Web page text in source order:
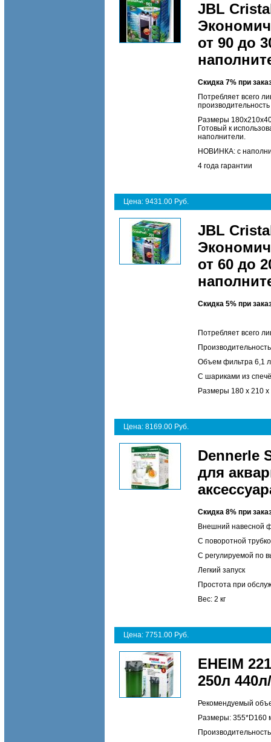
JBL
от 90 до
Скидка 7% при
Потребляет всего
Размеры
Готовый к
наполнители.
НОВИНКА: с
4 года гарантии
Цена: 9431.00 Руб.
JBL
от 60 до
Скидка 5% при
Потребляет всего
Объем фильтра 6,1 л
C шариками из
Размеры 180 x 210
Цена: 8169.00 Руб.
Dennerle
для
Скидка 8% при
Внешний навесной
С поворотной
С регулируемой по
Легкий запуск
Простота при
Вес: 2 кг
Цена: 7751.00 Руб.
EHEIM
250л
Рекомендуемый
Размеры: 355*D160